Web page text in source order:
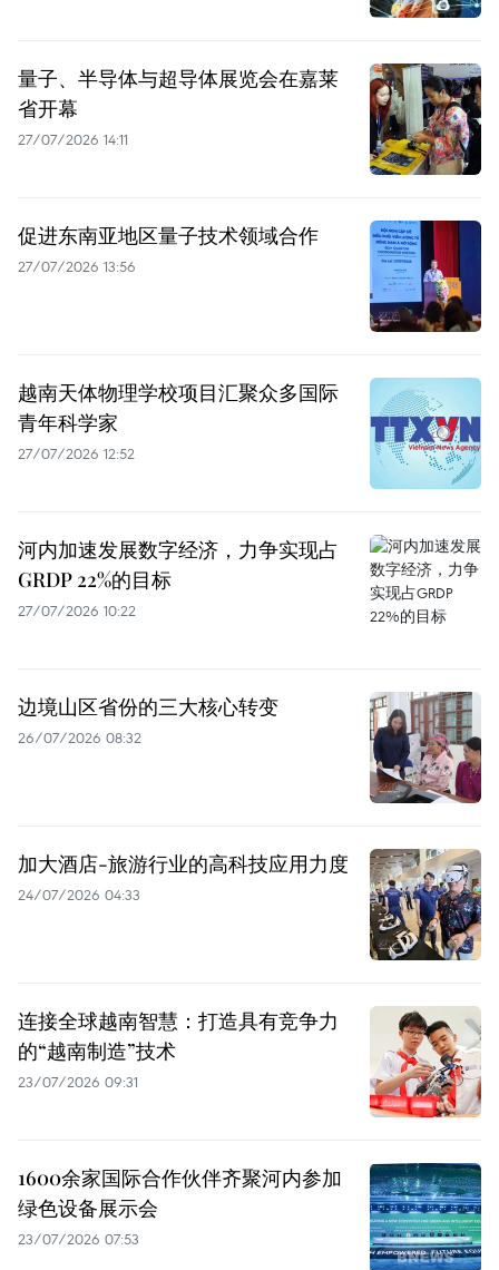
量子、半导体与超导体展览会在嘉莱
省开幕
27/07/2026 14:11
促进东南亚地区量子技术领域合作
27/07/2026 13:56
越南天体物理学校项目汇聚众多国际
青年科学家
27/07/2026 12:52
河内加速发展数字经济，力争实现占
GRDP 22%的目标
27/07/2026 10:22
边境山区省份的三大核心转变
26/07/2026 08:32
加大酒店-旅游行业的高科技应用力度
24/07/2026 04:33
连接全球越南智慧：打造具有竞争力
的“越南制造”技术
23/07/2026 09:31
1600余家国际合作伙伴齐聚河内参加
绿色设备展示会
23/07/2026 07:53